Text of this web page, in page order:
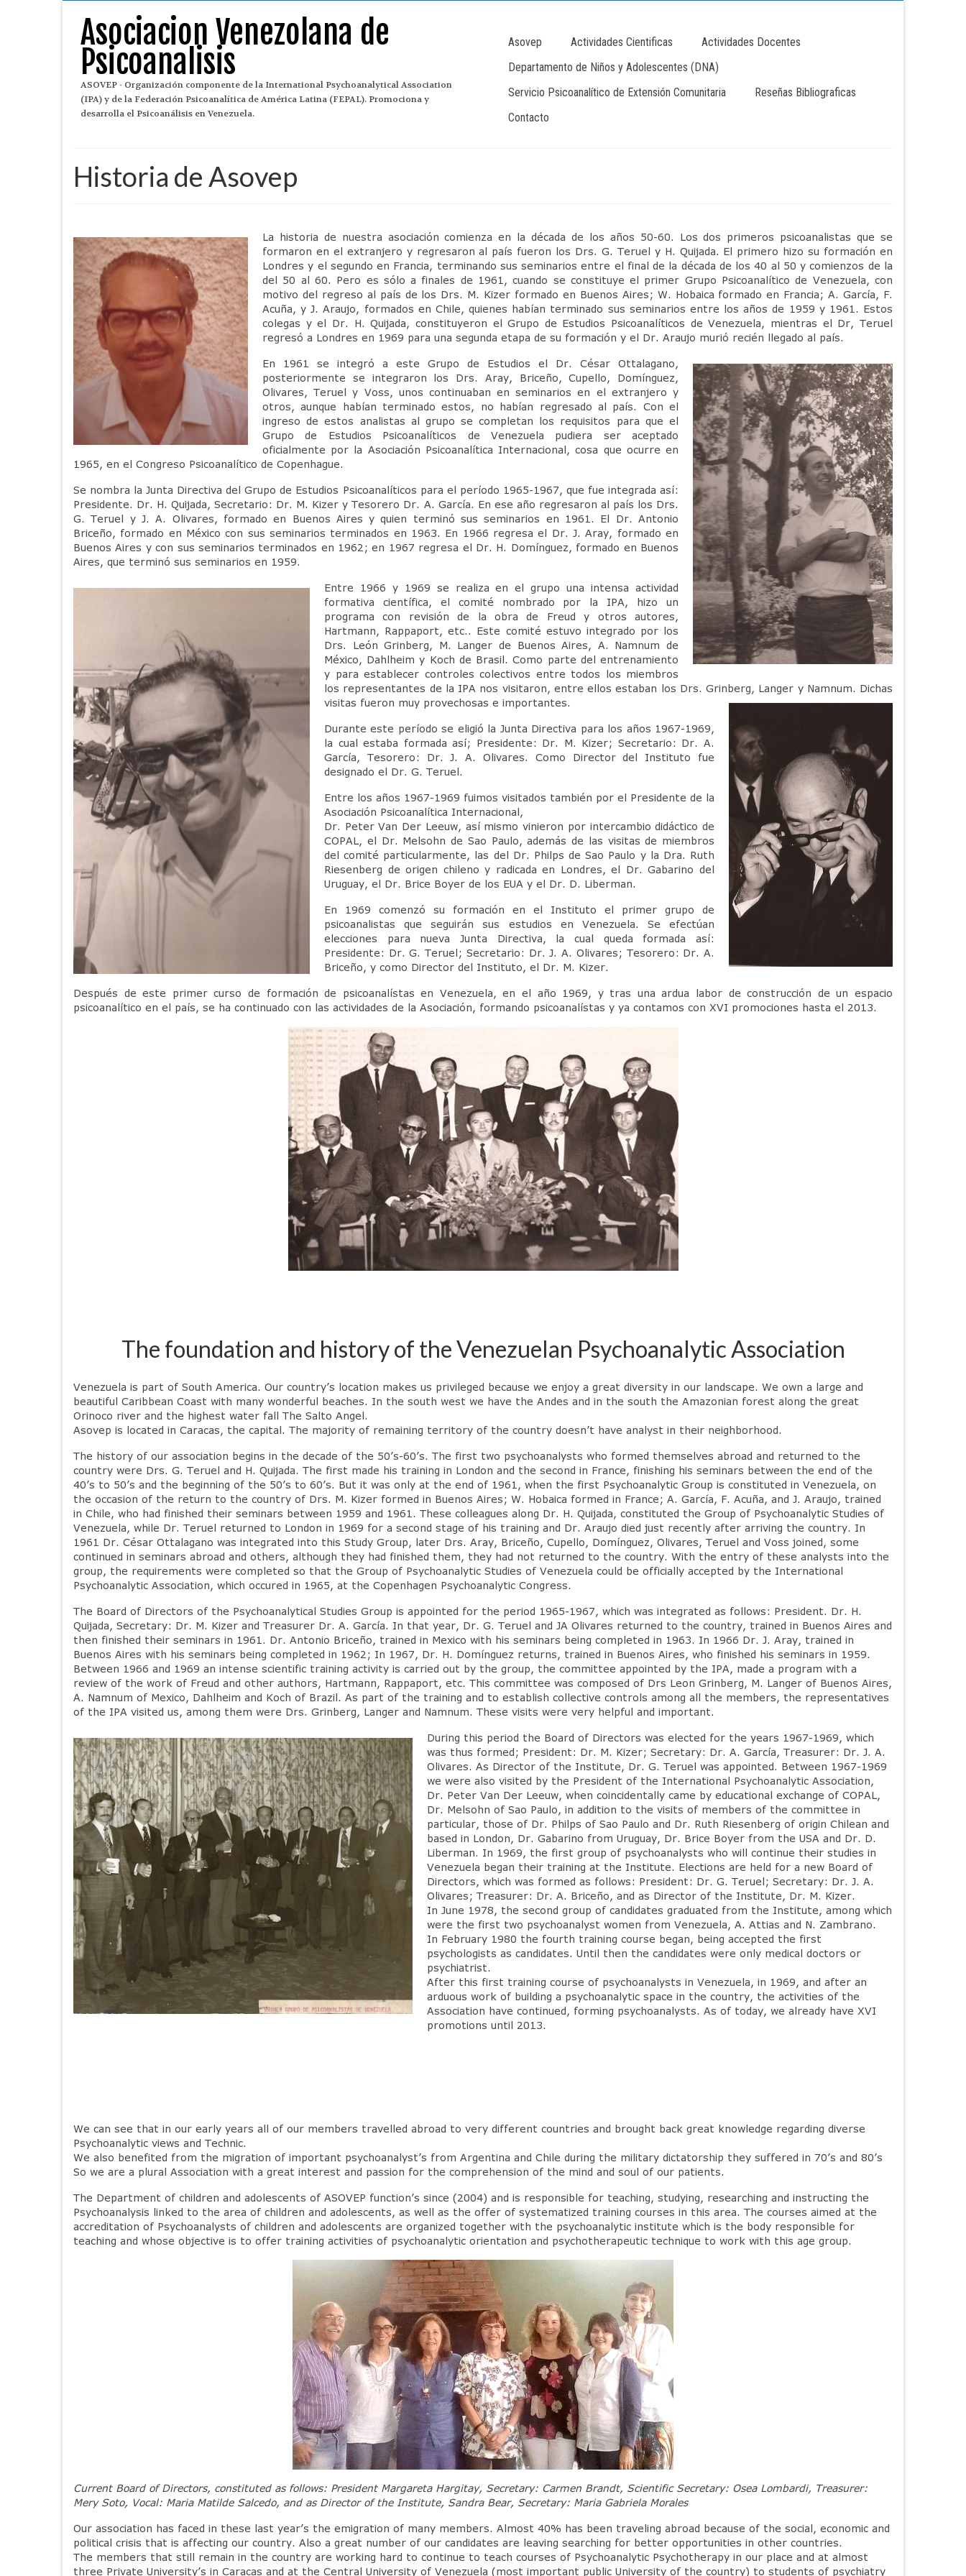
Asociacion Venezolana de
Psicoanalisis
ASOVEP - Organización componente de la International Psychoanalytical Association
(IPA) y de la Federación Psicoanalítica de América Latina (FEPAL). Promociona y
desarrolla el Psicoanálisis en Venezuela.
Asovep Actividades Cientificas
Actividades Docentes
Departamento de Niños y Adolescentes (DNA)
Servicio Psicoanalítico de Extensión Comunitaria
Reseñas Bibliograficas
Contacto
Historia de Asovep
La historia de nuestra asociación comienza en la década de los años 50-60. Los dos primeros psicoanalistas que se
formaron en el extranjero y regresaron al país fueron los Drs. G. Teruel y H. Quijada. El primero hizo su formación en
Londres y el segundo en Francia, terminando sus seminarios entre el final de la década de los 40 al 50 y comienzos de la
del 50 al 60. Pero es sólo a finales de 1961, cuando se constituye el primer Grupo Psicoanalítico de Venezuela, con
motivo del regreso al país de los Drs. M. Kizer formado en Buenos Aires; W. Hobaica formado en Francia; A. García, F.
Acuña, y J. Araujo, formados en Chile, quienes habían terminado sus seminarios entre los años de 1959 y 1961. Estos
colegas y el Dr. H. Quijada, constituyeron el Grupo de Estudios Psicoanalíticos de Venezuela, mientras el Dr, Teruel
regresó a Londres en 1969 para una segunda etapa de su formación y el Dr. Araujo murió recién llegado al país.
En 1961 se integró a este Grupo de Estudios el Dr. César Ottalagano,
posteriormente se integraron los Drs. Aray, Briceño, Cupello, Domínguez,
Olivares, Teruel y Voss, unos continuaban en seminarios en el extranjero y
otros, aunque habían terminado estos, no habían regresado al país. Con el
ingreso de estos analistas al grupo se completan los requisitos para que el
Grupo de Estudios Psicoanalíticos de Venezuela pudiera ser aceptado
oficialmente por la Asociación Psicoanalítica Internacional, cosa que ocurre en
1965, en el Congreso Psicoanalítico de Copenhague.
Se nombra la Junta Directiva del Grupo de Estudios Psicoanalíticos para el período 1965-1967, que fue integrada así:
Presidente. Dr. H. Quijada, Secretario: Dr. M. Kizer y Tesorero Dr. A. García. En ese año regresaron al país los Drs.
G. Teruel y J. A. Olivares, formado en Buenos Aires y quien terminó sus seminarios en 1961. El Dr. Antonio
Briceño, formado en México con sus seminarios terminados en 1963. En 1966 regresa el Dr. J. Aray, formado en
Buenos Aires y con sus seminarios terminados en 1962; en 1967 regresa el Dr. H. Domínguez, formado en Buenos
Aires, que terminó sus seminarios en 1959.
Entre 1966 y 1969 se realiza en el grupo una intensa actividad
formativa científica, el comité nombrado por la IPA, hizo un
programa con revisión de la obra de Freud y otros autores,
Hartmann, Rappaport, etc.. Este comité estuvo integrado por los
Drs. León Grinberg, M. Langer de Buenos Aires, A. Namnum de
México, Dahlheim y Koch de Brasil. Como parte del entrenamiento
y para establecer controles colectivos entre todos los miembros
los representantes de la IPA nos visitaron, entre ellos estaban los Drs. Grinberg, Langer y Namnum. Dichas
visitas fueron muy provechosas e importantes.
Durante este período se eligió la Junta Directiva para los años 1967-1969,
la cual estaba formada así; Presidente: Dr. M. Kizer; Secretario: Dr. A.
García, Tesorero: Dr. J. A. Olivares. Como Director del Instituto fue
designado el Dr. G. Teruel.
Entre los años 1967-1969 fuimos visitados también por el Presidente de la
Asociación Psicoanalítica Internacional,
Dr. Peter Van Der Leeuw, así mismo vinieron por intercambio didáctico de
COPAL, el Dr. Melsohn de Sao Paulo, además de las visitas de miembros
del comité particularmente, las del Dr. Philps de Sao Paulo y la Dra. Ruth
Riesenberg de origen chileno y radicada en Londres, el Dr. Gabarino del
Uruguay, el Dr. Brice Boyer de los EUA y el Dr. D. Liberman.
En 1969 comenzó su formación en el Instituto el primer grupo de
psicoanalistas que seguirán sus estudios en Venezuela. Se efectúan
elecciones para nueva Junta Directiva, la cual queda formada así:
Presidente: Dr. G. Teruel; Secretario: Dr. J. A. Olivares; Tesorero: Dr. A.
Briceño, y como Director del Instituto, el Dr. M. Kizer.
Después de este primer curso de formación de psicoanalístas en Venezuela, en el año 1969, y tras una ardua labor de construcción de un espacio
psicoanalítico en el país, se ha continuado con las actividades de la Asociación, formando psicoanalístas y ya contamos con XVI promociones hasta el 2013.
The foundation and history of the Venezuelan Psychoanalytic Association
Venezuela is part of South America. Our country’s location makes us privileged because we enjoy a great diversity in our landscape. We own a large and
beautiful Caribbean Coast with many wonderful beaches. In the south west we have the Andes and in the south the Amazonian forest along the great
Orinoco river and the highest water fall The Salto Angel.
Asovep is located in Caracas, the capital. The majority of remaining territory of the country doesn’t have analyst in their neighborhood.
The history of our association begins in the decade of the 50’s-60’s. The first two psychoanalysts who formed themselves abroad and returned to the
country were Drs. G. Teruel and H. Quijada. The first made his training in London and the second in France, finishing his seminars between the end of the
40’s to 50’s and the beginning of the 50’s to 60’s. But it was only at the end of 1961, when the first Psychoanalytic Group is constituted in Venezuela, on
the occasion of the return to the country of Drs. M. Kizer formed in Buenos Aires; W. Hobaica formed in France; A. García, F. Acuña, and J. Araujo, trained
in Chile, who had finished their seminars between 1959 and 1961. These colleagues along Dr. H. Quijada, constituted the Group of Psychoanalytic Studies of
Venezuela, while Dr. Teruel returned to London in 1969 for a second stage of his training and Dr. Araujo died just recently after arriving the country. In
1961 Dr. César Ottalagano was integrated into this Study Group, later Drs. Aray, Briceño, Cupello, Domínguez, Olivares, Teruel and Voss joined, some
continued in seminars abroad and others, although they had finished them, they had not returned to the country. With the entry of these analysts into the
group, the requirements were completed so that the Group of Psychoanalytic Studies of Venezuela could be officially accepted by the International
Psychoanalytic Association, which occured in 1965, at the Copenhagen Psychoanalytic Congress.
The Board of Directors of the Psychoanalytical Studies Group is appointed for the period 1965-1967, which was integrated as follows: President. Dr. H.
Quijada, Secretary: Dr. M. Kizer and Treasurer Dr. A. García. In that year, Dr. G. Teruel and JA Olivares returned to the country, trained in Buenos Aires and
then finished their seminars in 1961. Dr. Antonio Briceño, trained in Mexico with his seminars being completed in 1963. In 1966 Dr. J. Aray, trained in
Buenos Aires with his seminars being completed in 1962; In 1967, Dr. H. Domínguez returns, trained in Buenos Aires, who finished his seminars in 1959.
Between 1966 and 1969 an intense scientific training activity is carried out by the group, the committee appointed by the IPA, made a program with a
review of the work of Freud and other authors, Hartmann, Rappaport, etc. This committee was composed of Drs Leon Grinberg, M. Langer of Buenos Aires,
A. Namnum of Mexico, Dahlheim and Koch of Brazil. As part of the training and to establish collective controls among all the members, the representatives
of the IPA visited us, among them were Drs. Grinberg, Langer and Namnum. These visits were very helpful and important.
During this period the Board of Directors was elected for the years 1967-1969, which
was thus formed; President: Dr. M. Kizer; Secretary: Dr. A. García, Treasurer: Dr. J. A.
Olivares. As Director of the Institute, Dr. G. Teruel was appointed. Between 1967-1969
we were also visited by the President of the International Psychoanalytic Association,
Dr. Peter Van Der Leeuw, when coincidentally came by educational exchange of COPAL,
Dr. Melsohn of Sao Paulo, in addition to the visits of members of the committee in
particular, those of Dr. Philps of Sao Paulo and Dr. Ruth Riesenberg of origin Chilean and
based in London, Dr. Gabarino from Uruguay, Dr. Brice Boyer from the USA and Dr. D.
Liberman. In 1969, the first group of psychoanalysts who will continue their studies in
Venezuela began their training at the Institute. Elections are held for a new Board of
Directors, which was formed as follows: President: Dr. G. Teruel; Secretary: Dr. J. A.
Olivares; Treasurer: Dr. A. Briceño, and as Director of the Institute, Dr. M. Kizer.
In June 1978, the second group of candidates graduated from the Institute, among which
were the first two psychoanalyst women from Venezuela, A. Attias and N. Zambrano.
In February 1980 the fourth training course began, being accepted the first
psychologists as candidates. Until then the candidates were only medical doctors or
psychiatrist.
After this first training course of psychoanalysts in Venezuela, in 1969, and after an
arduous work of building a psychoanalytic space in the country, the activities of the
Association have continued, forming psychoanalysts. As of today, we already have XVI
promotions until 2013.
We can see that in our early years all of our members travelled abroad to very different countries and brought back great knowledge regarding diverse
Psychoanalytic views and Technic.
We also benefited from the migration of important psychoanalyst’s from Argentina and Chile during the military dictatorship they suffered in 70’s and 80’s
So we are a plural Association with a great interest and passion for the comprehension of the mind and soul of our patients.
The Department of children and adolescents of ASOVEP function’s since (2004) and is responsible for teaching, studying, researching and instructing the
Psychoanalysis linked to the area of ​​children and adolescents, as well as the offer of systematized training courses in this area. The courses aimed at the
accreditation of Psychoanalysts of children and adolescents are organized together with the psychoanalytic institute which is the body responsible for
teaching and whose objective is to offer training activities of psychoanalytic orientation and psychotherapeutic technique to work with this age group.
Current Board of Directors, constituted as follows: President Margareta Hargitay, Secretary: Carmen Brandt, Scientific Secretary: Osea Lombardi, Treasurer:
Mery Soto, Vocal: Maria Matilde Salcedo, and as Director of the Institute, Sandra Bear, Secretary: Maria Gabriela Morales
Our association has faced in these last year’s the emigration of many members. Almost 40% has been traveling abroad because of the social, economic and
political crisis that is affecting our country. Also a great number of our candidates are leaving searching for better opportunities in other countries.
The members that still remain in the country are working hard to continue to teach courses of Psychoanalytic Psychotherapy in our place and at almost
three Private University’s in Caracas and at the Central University of Venezuela (most important public University of the country) to students of psychiatry